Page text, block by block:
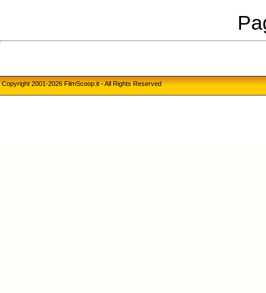
Copyright 2001-2026 FilmScoop.it - All Rights Reserved